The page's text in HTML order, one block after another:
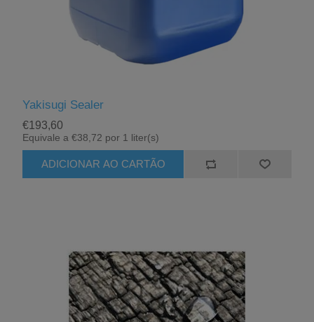
Yakisugi Sealer
€193,60
Equivale a €38,72 por 1 liter(s)